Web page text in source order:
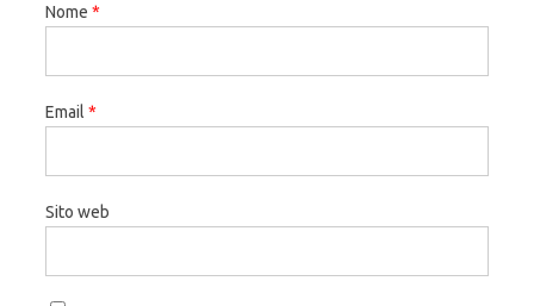
Nome *
Email *
Sito web